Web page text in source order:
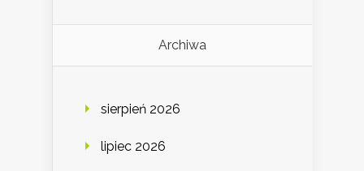
Archiwa
sierpień 2026
lipiec 2026